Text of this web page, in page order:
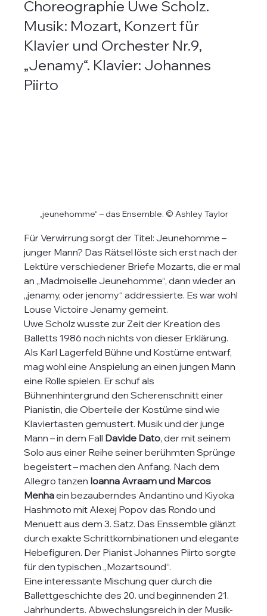
Choreographie Uwe Scholz.
Musik: Mozart, Konzert für
Klavier und Orchester Nr.9,
„Jenamy“. Klavier: Johannes
Piirto
„jeunehomme“ – das Ensemble. © Ashley Taylor
Für Verwirrung sorgt der Titel: Jeunehomme –
junger Mann? Das Rätsel löste sich erst nach der
Lektüre verschiedener Briefe Mozarts, die er mal
an „Madmoiselle Jeunehomme“, dann wieder an
„jenamy, oder jenomy“ addressierte. Es war wohl
Louse Victoire Jenamy gemeint.
Uwe Scholz wusste zur Zeit der Kreation des
Balletts 1986 noch nichts von dieser Erklärung.
Als Karl Lagerfeld Bühne und Kostüme entwarf,
mag wohl eine Anspielung an einen jungen Mann
eine Rolle spielen. Er schuf als
Bühnenhintergrund den Scherenschnitt einer
Pianistin, die Oberteile der Kostüme sind wie
Klaviertasten gemustert. Musik und der junge
Mann – in dem Fall Davide Dato, der mit seinem
Solo aus einer Reihe seiner berühmten Sprünge
begeistert – machen den Anfang. Nach dem
Allegro tanzen Ioanna Avraam und Marcos
Menha ein bezauberndes Andantino und Kiyoka
Hashmoto mit Alexej Popov das Rondo und
Menuett aus dem 3. Satz. Das Enssemble glänzt
durch exakte Schrittkombinationen und elegante
Hebefiguren. Der Pianist Johannes Piirto sorgte
für den typischen „Mozartsound“.
Eine interessante Mischung quer durch die
Ballettgeschichte des 20. und beginnenden 21.
Jahrhunderts. Abwechslungsreich in der Musik-